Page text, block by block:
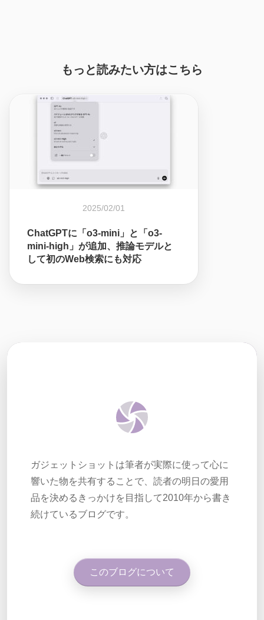
もっと読みたい方はこちら
2025/02/01
ChatGPTに「o3-mini」と「o3-
mini-high」が追加、推論モデルと
して初のWeb検索にも対応
ガジェットショットは筆者が実際に使って心に
響いた物を共有することで、読者の明日の愛用
品を決めるきっかけを目指して2010年から書き
続けているブログです。
このブログについて